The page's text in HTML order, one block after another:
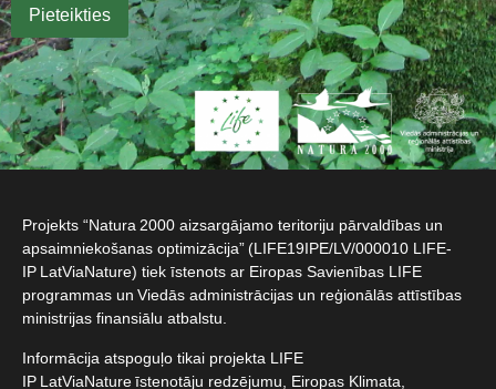
Projekts “Natura 2000 aizsargājamo teritoriju pārvaldības un
apsaimniekošanas optimizācija” (LIFE19IPE/LV/000010 LIFE-
IP LatViaNature) tiek īstenots ar Eiropas Savienības LIFE
programmas un Viedās administrācijas un reģionālās attīstības
ministrijas finansiālu atbalstu.​
Informācija atspoguļo tikai projekta LIFE
IP LatViaNature īstenotāju redzējumu, Eiropas Klimata,